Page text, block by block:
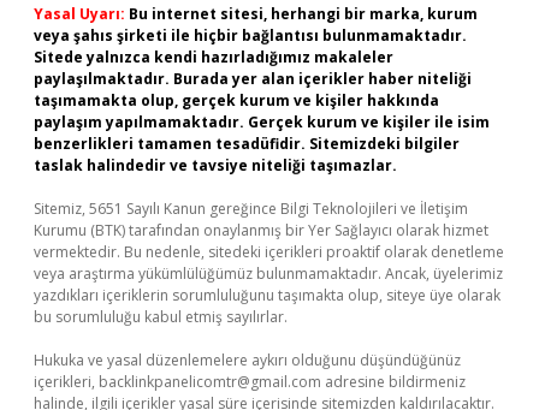
Yasal Uyarı: Bu internet sitesi, herhangi bir marka, kurum
veya şahıs şirketi ile hiçbir bağlantısı bulunmamaktadır.
Sitede yalnızca kendi hazırladığımız makaleler
paylaşılmaktadır. Burada yer alan içerikler haber niteliği
taşımamakta olup, gerçek kurum ve kişiler hakkında
paylaşım yapılmamaktadır. Gerçek kurum ve kişiler ile isim
benzerlikleri tamamen tesadüfidir. Sitemizdeki bilgiler
taslak halindedir ve tavsiye niteliği taşımazlar.
Sitemiz, 5651 Sayılı Kanun gereğince Bilgi Teknolojileri ve İletişim
Kurumu (BTK) tarafından onaylanmış bir Yer Sağlayıcı olarak hizmet
vermektedir. Bu nedenle, sitedeki içerikleri proaktif olarak denetleme
veya araştırma yükümlülüğümüz bulunmamaktadır. Ancak, üyelerimiz
yazdıkları içeriklerin sorumluluğunu taşımakta olup, siteye üye olarak
bu sorumluluğu kabul etmiş sayılırlar.
Hukuka ve yasal düzenlemelere aykırı olduğunu düşündüğünüz
içerikleri, backlinkpanelicomtr@gmail.com adresine bildirmeniz
halinde, ilgili içerikler yasal süre içerisinde sitemizden kaldırılacaktır.